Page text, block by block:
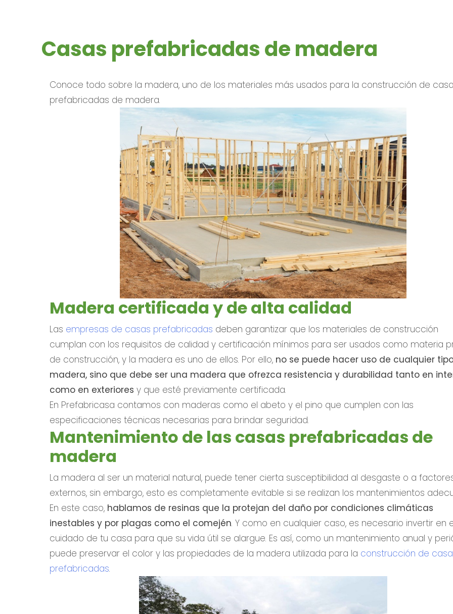
Casas prefabricadas de madera
Conoce todo sobre la madera, uno de los materiales más usados para la construcción de
prefabricadas de madera.
Madera certificada y de alta calidad
Las empresas de casas prefabricadas deben garantizar que los materiales de construcción
cumplan con los requisitos de calidad y certificación mínimos para ser usados como materia
de construcción, y la madera es uno de ellos. Por ello, no se puede hacer uso de cualquier
madera, sino que debe ser una madera que ofrezca resistencia y durabilidad tanto en
como en exterioresy que esté previamente certificada.
En Prefabricasa contamos con maderas como el abeto y el pino que cumplen con las
especificaciones técnicas necesarias para brindar seguridad.
Mantenimiento de las casas prefabricadas de
madera
La madera al ser un material natural, puede tener cierta susceptibilidad al desgaste o a
externos, sin embargo, esto es completamente evitable si se realizan los mantenimientos
En este caso, hablamos de resinas que la protejan del daño por condiciones climáticas
inestables y por plagas como el comején. Y como en cualquier caso, es necesario invertir en
cuidado de tu casa para que su vida útil se alargue. Es así, como un mantenimiento anual y
puede preservar el color y las propiedades de la madera utilizada para la construcción de
prefabricadas.